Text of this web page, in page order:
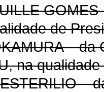
de
–
na
–